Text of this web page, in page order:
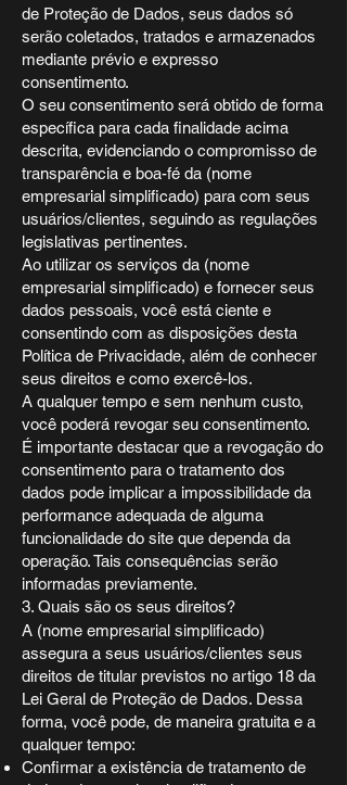
de Proteção de Dados, seus dados só
serão coletados, tratados e armazenados
mediante prévio e expresso
consentimento.
O seu consentimento será obtido de forma
específica para cada finalidade acima
descrita, evidenciando o compromisso de
transparência e boa-fé da (nome
empresarial simplificado) para com seus
usuários/clientes, seguindo as regulações
legislativas pertinentes.
Ao utilizar os serviços da (nome
empresarial simplificado) e fornecer seus
dados pessoais, você está ciente e
consentindo com as disposições desta
Política de Privacidade, além de conhecer
seus direitos e como exercê-los.
A qualquer tempo e sem nenhum custo,
você poderá revogar seu consentimento.
É importante destacar que a revogação do
consentimento para o tratamento dos
dados pode implicar a impossibilidade da
performance adequada de alguma
funcionalidade do site que dependa da
operação. Tais consequências serão
informadas previamente.
3. Quais são os seus direitos?
A (nome empresarial simplificado)
assegura a seus usuários/clientes seus
direitos de titular previstos no artigo 18 da
Lei Geral de Proteção de Dados. Dessa
forma, você pode, de maneira gratuita e a
qualquer tempo:
Confirmar a existência de tratamento de